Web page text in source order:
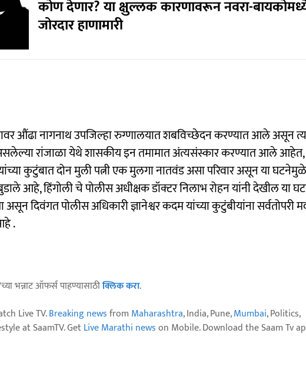
कोण देणार? या क्षुल्लक कारणावरून नवरा-
जोरदार हाणामारी
औंढा नागनाथ उपजिल्हा रुग्णालयात शबविच्छेदन करण्यात आले असून
रांजाळा येथे शासकीय इन तमामात अंत्यसंस्कार करण्यात आले
कुटुंबात दोन मुली पत्नी एक मुलगा नातवंड असा परिवार असून या
आहे, हिंगोली चे पोलीस अधीक्षक डॉक्टर निलाभ रोहन यांनी देखील या
दिवंगत पोलीस अधिकारी ज्ञानेश्वर कदम यांच्या कुटुंबीयांना
.
भन्नाट ऑफर्स पाहण्यासाठीक्लिक करा.
Live TV.Breaking newsfrom Maharashtra, India, Pune,Mumbai, Politics,
at SaamTV. GetLive Marathi newson Mobile. Download the Saam Tv